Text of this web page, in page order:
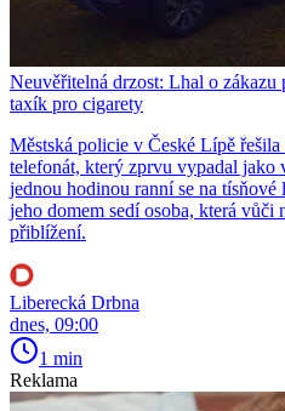
Neuvěřitelná drzost: Lhal o
taxík pro cigarety
Městská policie v České Lípě
telefonát, který zprvu vypadal jako
jednou hodinou ranní se na
jeho domem sedí osoba, která vůči
přiblížení.
Liberecká Drbna
dnes, 09:00
1 min
Reklama